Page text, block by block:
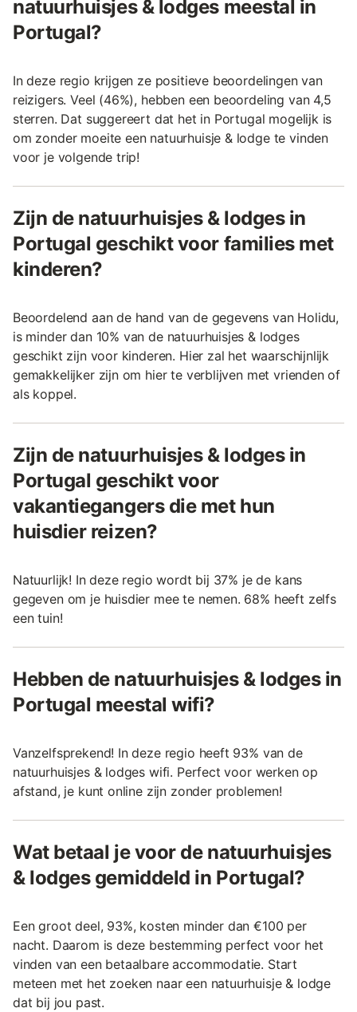
natuurhuisjes & lodges meestal in
Portugal?
In deze regio krijgen ze positieve beoordelingen van
reizigers. Veel (46%), hebben een beoordeling van 4,5
sterren. Dat suggereert dat het in Portugal mogelijk is
om zonder moeite een natuurhuisje & lodge te vinden
voor je volgende trip!
Zijn de natuurhuisjes & lodges in
Portugal geschikt voor families met
kinderen?
Beoordelend aan de hand van de gegevens van Holidu,
is minder dan 10% van de natuurhuisjes & lodges
geschikt zijn voor kinderen. Hier zal het waarschijnlijk
gemakkelijker zijn om hier te verblijven met vrienden of
als koppel.
Zijn de natuurhuisjes & lodges in
Portugal geschikt voor
vakantiegangers die met hun
huisdier reizen?
Natuurlijk! In deze regio wordt bij 37% je de kans
gegeven om je huisdier mee te nemen. 68% heeft zelfs
een tuin!
Hebben de natuurhuisjes & lodges in
Portugal meestal wifi?
Vanzelfsprekend! In deze regio heeft 93% van de
natuurhuisjes & lodges wifi. Perfect voor werken op
afstand, je kunt online zijn zonder problemen!
Wat betaal je voor de natuurhuisjes
& lodges gemiddeld in Portugal?
Een groot deel, 93%, kosten minder dan €100 per
nacht. Daarom is deze bestemming perfect voor het
vinden van een betaalbare accommodatie. Start
meteen met het zoeken naar een natuurhuisje & lodge
dat bij jou past.